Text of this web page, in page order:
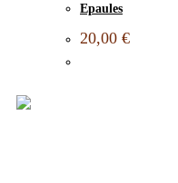
Epaules
20,00 €